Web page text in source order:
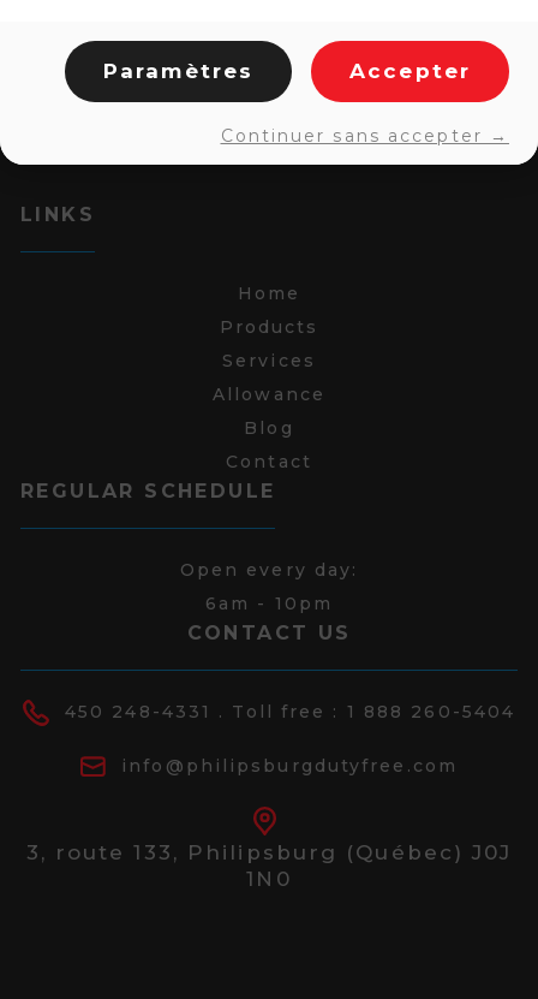
LINKS
Home
Products
Services
Allowance
Blog
Contact
REGULAR SCHEDULE
Open every day:
6am - 10pm
CONTACT US
450 248-4331 . Toll free : 1 888 260-5404
info@philipsburgdutyfree.com
3, route 133, Philipsburg (Québec) J0J
1N0
Paramètres Accepter
Continuer sans accepter →